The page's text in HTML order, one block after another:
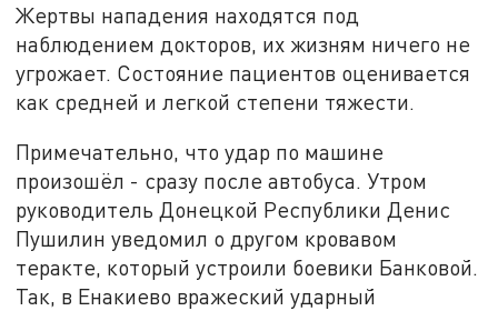
Жертвы нападения находятся под
наблюдением докторов, их жизням ничего не
угрожает. Состояние пациентов оценивается
как средней и легкой степени тяжести.
Примечательно, что удар по машине
произошёл - сразу после автобуса. Утром
руководитель Донецкой Республики Денис
Пушилин уведомил о другом кровавом
теракте, который устроили боевики Банковой.
Так, в Енакиево вражеский ударный